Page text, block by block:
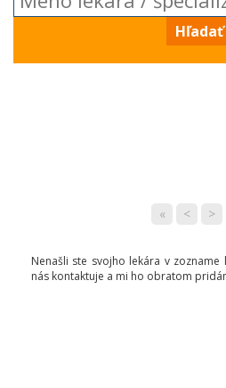
Hľadať
« < >
Nenašli ste svojho lekára v zozname
nás kontaktuje a mi ho obratom